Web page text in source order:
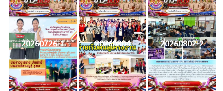
20260726-1 20260804 20260802-2